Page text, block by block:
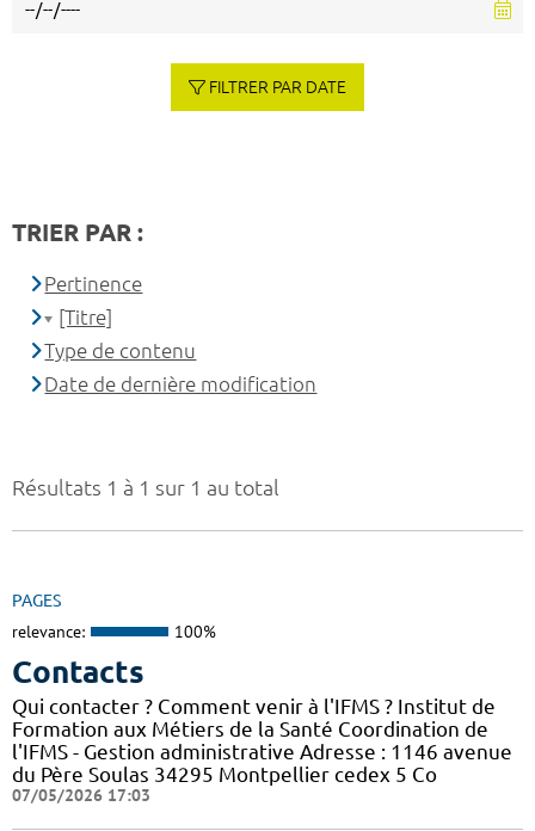
Résultats 1 à 1 sur 1 au total
PAGES
relevance: 100%
Contacts
Qui contacter ? Comment venir à l'IFMS ? Institut de
Formation aux Métiers de la Santé Coordination de
l'IFMS - Gestion administrative Adresse : 1146 avenue
du Père Soulas 34295 Montpellier cedex 5 Co
07/05/2026 17:03
FILTRER PAR DATE
TRIER PAR :
Pertinence
[Titre]
Type de contenu
Date de dernière modification